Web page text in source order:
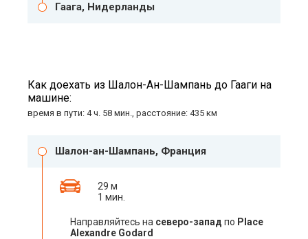
Гаага, Нидерланды
Как доехать из Шалон-Ан-Шампань до Гааги на
машине:
время в пути: 4 ч. 58 мин., расстояние: 435 км
Шалон-ан-Шампань, Франция
29 м
1 мин.
Направляйтесь на северо-запад по Place
Alexandre Godard